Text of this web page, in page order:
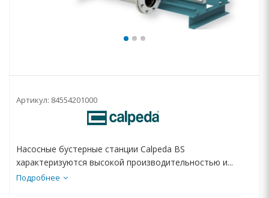
Артикул: 84554201000
Насосные бустерные станции Calpeda BS
характеризуются высокой производительностью и...
Подробнее